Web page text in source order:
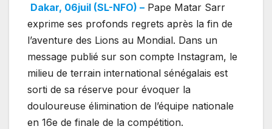
Dakar, 06juil (SL-NFO) – Pape Matar Sarr
exprime ses profonds regrets après la fin de
l’aventure des Lions au Mondial. Dans un
message publié sur son compte Instagram, le
milieu de terrain international sénégalais est
sorti de sa réserve pour évoquer la
douloureuse élimination de l’équipe nationale
en 16e de finale de la compétition.